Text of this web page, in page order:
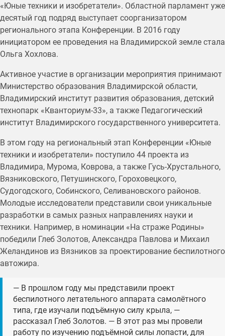
«Юные техники и изобретатели». Областной парламент уже
десятый год подряд выступает соорганизатором
регионального этапа Конференции. В 2016 году
инициатором ее проведения на Владимирской земле стала
Ольга Хохлова.
Активное участие в организации мероприятия принимают
Министерство образования Владимирской области,
Владимирский институт развития образования, детский
технопарк «Кванториум-33», а также Педагогический
институт Владимирского государственного университета.
В этом году на региональный этап Конференции «Юные
техники и изобретатели» поступило 44 проекта из
Владимира, Мурома, Коврова, а также Гусь-Хрустального,
Вязниковского, Петушинского, Гороховецкого,
Судогодского, Собинского, Селивановского районов.
Молодые исследователи представили свои уникальные
разработки в самых разных направлениях науки и
техники. Например, в номинации «На страже Родины»
победили Глеб Золотов, Александра Павлова и Михаил
Желандинов из Вязников за проектирование беспилотного
автожира.
— В прошлом году мы представили проект
беспилотного летательного аппарата самолётного
типа, где изучали подъёмную силу крыла, —
рассказал Глеб Золотов. — В этот раз мы провели
работу по изучению подъёмной силы лопасти, для